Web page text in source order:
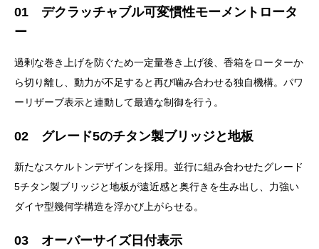
01 デクラッチャブル可変慣性モーメントロータ
ー
過剰な巻き上げを防ぐため一定量巻き上げ後、香箱をローターか
ら切り離し、動力が不足すると再び噛み合わせる独自機構。パワ
ーリザーブ表示と連動して最適な制御を行う。
02 グレード5のチタン製ブリッジと地板
新たなスケルトンデザインを採用。並行に組み合わせたグレード
5チタン製ブリッジと地板が遠近感と奥行きを生み出し、力強い
ダイヤ型幾何学構造を浮かび上がらせる。
03 オーバーサイズ日付表示